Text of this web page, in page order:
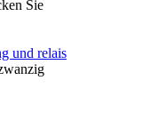
Sie
und relais